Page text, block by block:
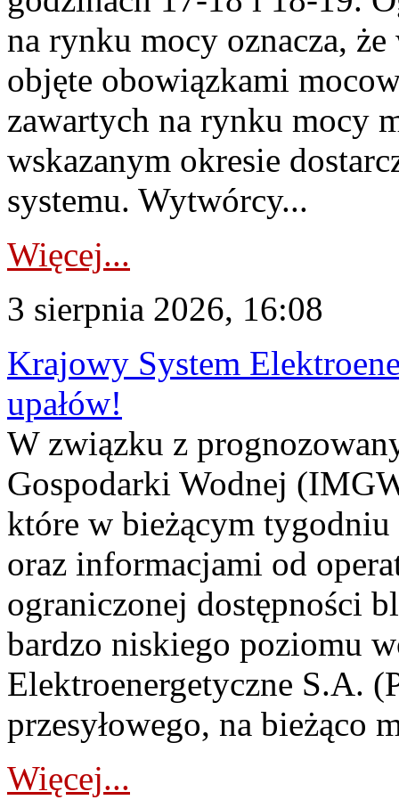
na rynku mocy oznacza,
objęte obowiązkami
zawartych na rynku mocy
wskazanym okresie
systemu. Wytwórcy...
Więcej...
3 sierpnia 2026, 16:08
Krajowy System
upałów!
W związku z
Gospodarki Wodnej
które w bieżącym tygodniu
oraz informacjami od
ograniczonej dostępności
bardzo niskiego poziomu
Elektroenergetyczne S.A.
przesyłowego, na bieżąco
Więcej...